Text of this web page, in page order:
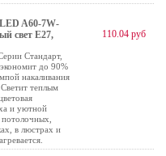
A60-7W-
свет Е27,
Стандарт,
до 90%
накаливания
теплым
и уютной
в люстрах и
110.04 руб